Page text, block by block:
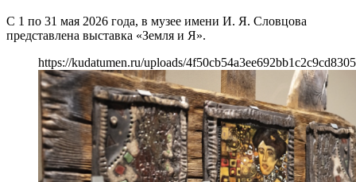
С 1 по 31 мая 2026 года, в музее имени И. Я. Словцова
представлена выставка «Земля и Я».
https://kudatumen.ru/uploads/